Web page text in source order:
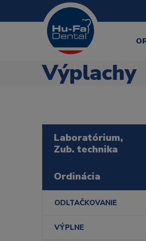
Výplachy
Laboratórium,
Zub. technika
Ordinácia
ODLTAČKOVANIE
VÝPLNE